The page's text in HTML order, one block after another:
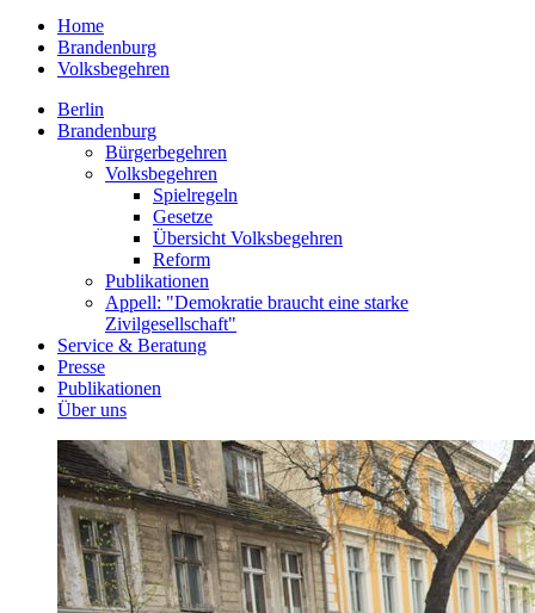
Home
Brandenburg
Volksbegehren
Berlin
Brandenburg
Bürgerbegehren
Volksbegehren
Spielregeln
Gesetze
Übersicht Volksbegehren
Reform
Publikationen
Appell: "Demokratie braucht eine starke
Zivilgesellschaft"
Service & Beratung
Presse
Publikationen
Über uns